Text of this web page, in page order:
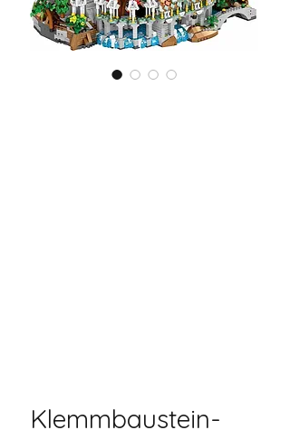
Klemmbaustein-